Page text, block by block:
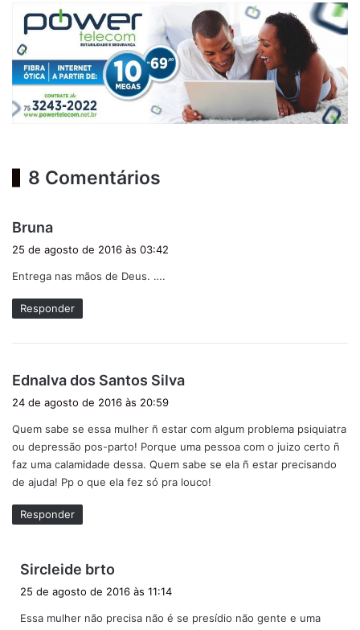
8 Comentários
Bruna
s
e
:
25 de agosto de 2016 às 03:42
Entrega nas mãos de Deus. ….
Responder
Ednalva dos Santos Silva
s
e
:
24 de agosto de 2016 às 20:59
Quem sabe se essa mulher ñ estar com algum problema psiquiatra
ou depressão pos-parto! Porque uma pessoa com o juizo certo ñ
faz uma calamidade dessa. Quem sabe se ela ñ estar precisando
de ajuda! Pp o que ela fez só pra louco!
Responder
Sircleide brto
s
25 de agosto de 2016 às 11:14
Essa mulher não precisa não é se presídio não gente e uma